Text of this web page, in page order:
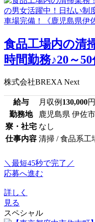
食品工場内の清
時間勤務♪20～
株式会社BREXA Next
給与 月収例 130,000円
勤務地
鹿児島県 伊佐市
寮・社宅 なし
仕事内容 清掃 / 食品系工
＼最短45秒で完了／
応募へ進む
詳しく
見る
スペシャル